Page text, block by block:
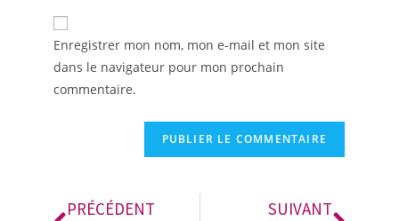
Enregistrer mon nom, mon e-mail et mon site
dans le navigateur pour mon prochain
commentaire.
PRÉCÉDENT SUIVANT